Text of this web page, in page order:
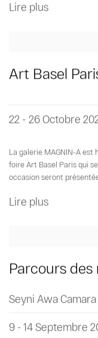
Lire plus
Art Basel
22 - 26 Octobre
La galerie MAGNIN-A est
foire Art Basel Paris qui
occasion seront
Lire plus
Parcours des
Seyni Awa
9 - 14 Septembre